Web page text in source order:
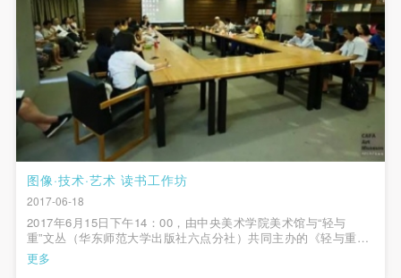
图像·技术·艺术 读书工作坊
2017-06-18
2017年6月15日下午14：00，由中央美术学院美术馆与“轻与
重”文丛（华东师范大学出版社六点分社）共同主办的《轻与重》
文丛读书工作坊活动在中央美术学院美术馆多功能会议室举办，
来自各高校和科研机构的学者围绕“图像·技术·艺术”这一主题展开
更多
快捷登录
（1）、拍摄内容 乙方拍摄的带有甲方肖像的作品内
容包括：①中央美术学院美术馆②中央美术学院校园
内○3由中央美术学院公共教育部策划或执行的一切活
动。
（2）、使用形式 用于中央美术学院图书出版、销售
附带光盘及宣传资料。
（3）、使用地域范围
适用地域范围包括国内和国外。
使用肖像的媒介限于不损害甲方肖像权的任何媒介
（如杂志、网络等）。
三、肖像权使用期限
（1）、拍摄内容 乙方拍摄的带有甲方肖像的作品内
容包括：①中央美术学院美术馆②中央美术学院校园
内○3由中央美术学院公共教育部策划或执行的一切活
动。
（2）、使用形式 用于中央美术学院图书出版、销售
附带光盘及宣传资料。
（3）、使用地域范围
适用地域范围包括国内和国外。
使用肖像的媒介限于不损害甲方肖像权的任何媒介
（如杂志、网络等）。
三、肖像权使用期限
（1）、拍摄内容 乙方拍摄的带有甲方肖像的作品内
容包括：①中央美术学院美术馆②中央美术学院校园
内○3由中央美术学院公共教育部策划或执行的一切活
动。
（2）、使用形式 用于中央美术学院图书出版、销售
附带光盘及宣传资料。
（3）、使用地域范围
适用地域范围包括国内和国外。
使用肖像的媒介限于不损害甲方肖像权的任何媒介
（如杂志、网络等）。
三、肖像权使用期限